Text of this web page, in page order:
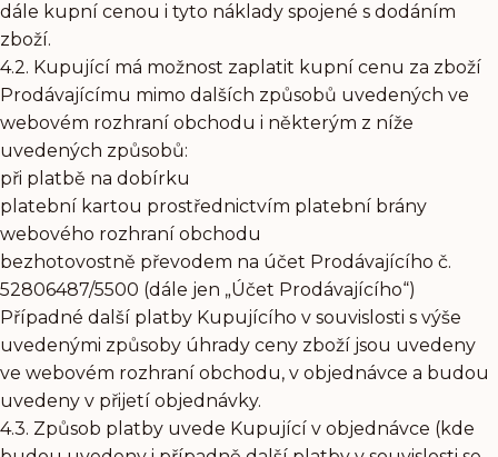
dále kupní cenou i tyto náklady spojené s dodáním
zboží.
4.2. Kupující má možnost zaplatit kupní cenu za zboží
Prodávajícímu mimo dalších způsobů uvedených ve
webovém rozhraní obchodu i některým z níže
uvedených způsobů:
při platbě na dobírku
platební kartou prostřednictvím platební brány
webového rozhraní obchodu
bezhotovostně převodem na účet Prodávajícího č.
52806487/5500 (dále jen „Účet Prodávajícího“)
Případné další platby Kupujícího v souvislosti s výše
uvedenými způsoby úhrady ceny zboží jsou uvedeny
ve webovém rozhraní obchodu, v objednávce a budou
uvedeny v přijetí objednávky.
4.3. Způsob platby uvede Kupující v objednávce (kde